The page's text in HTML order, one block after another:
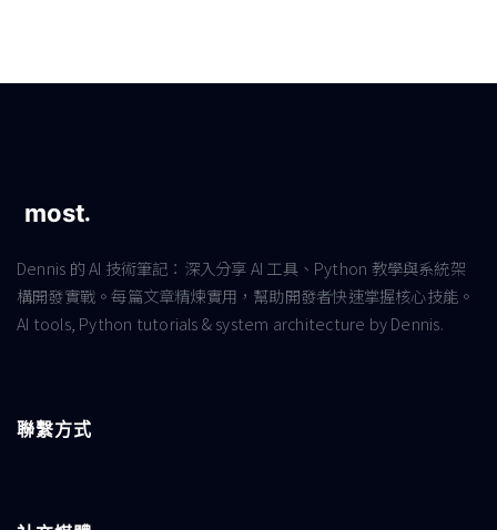
Dennis 的 AI 技術筆記：深入分享 AI 工具、Python 教學與系統架
構開發實戰。每篇文章精煉實用，幫助開發者快速掌握核心技能。
AI tools, Python tutorials & system architecture by Dennis.
聯繫方式